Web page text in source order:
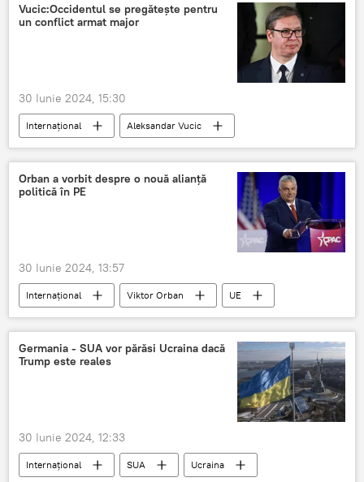
Vucic:Occidentul se pregătește pentru
un conflict armat major
30 Iunie 2024, 15:30
Internațional
Aleksandar Vucic
Occident
Orban a vorbit despre o nouă alianță
politică în PE
30 Iunie 2024, 13:57
Internațional Viktor Orban UE
Germania - SUA vor părăsi Ucraina dacă
Trump este reales
30 Iunie 2024, 12:33
Internațional SUA
Ucraina